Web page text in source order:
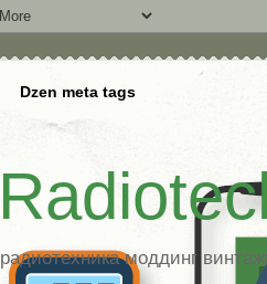
Dzen meta tags
радиотехника моддинг